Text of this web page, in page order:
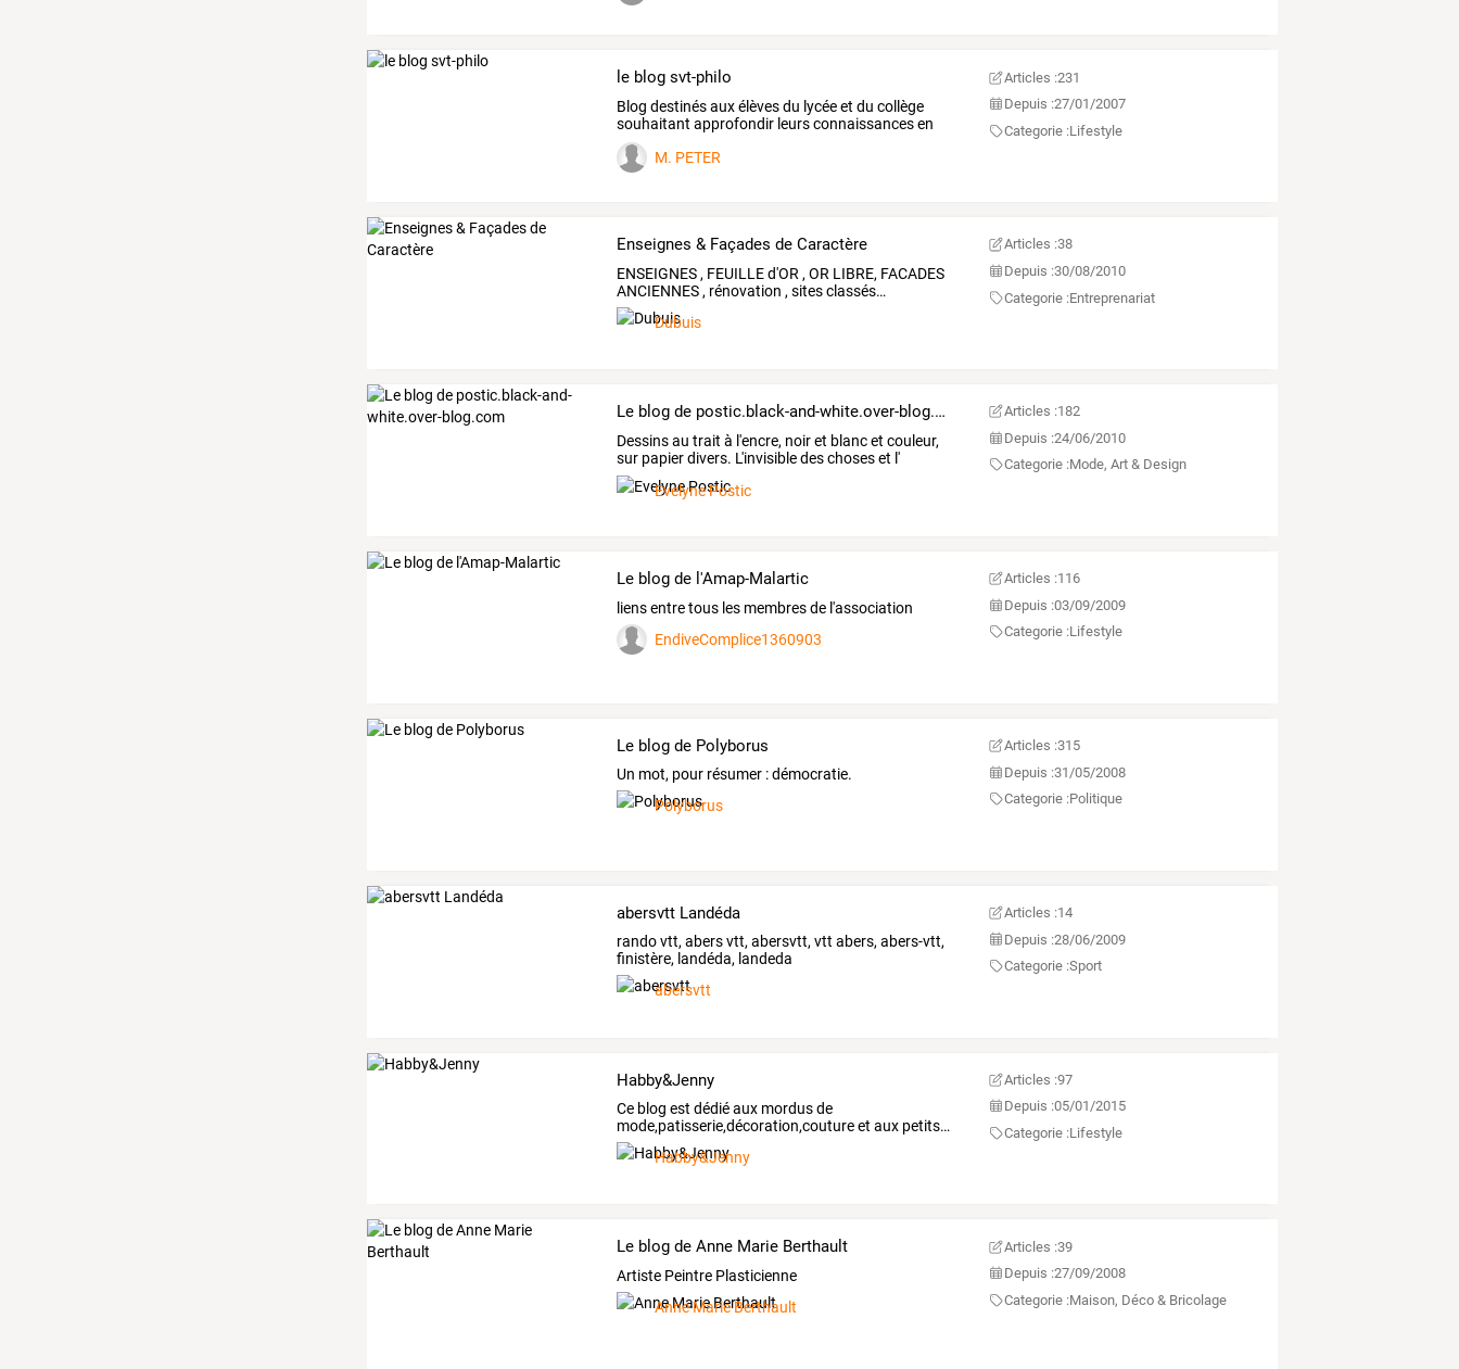
le blog svt-philo
Blog destinés aux élèves du lycée et du collège
souhaitant approfondir leurs connaissances en
svt
M. PETER
Articles :231
Depuis :27/01/2007
Categorie :Lifestyle
Enseignes & Façades de Caractère
ENSEIGNES , FEUILLEd'OR , OR LIBRE, FACADES
ANCIENNES , rénovation , sitesclassés…
Dubuis
Articles :38
Depuis :30/08/2010
Categorie :Entreprenariat
Le blog de postic.black-and-white.over-blog.com
Dessinsau trait à l'encre, noiret blancet couleur,
sur papierdivers. L'invisibledeschoseset l'
intériorité
Evelyne Postic
Articles :182
Depuis :24/06/2010
Categorie :Mode, Art & Design
Le blog de l'Amap-Malartic
liens entre tous les membres de l'association
EndiveComplice1360903
Articles :116
Depuis :03/09/2009
Categorie :Lifestyle
Le blog de Polyborus
Un mot, pour résumer : démocratie.
Polyborus
Articles :315
Depuis :31/05/2008
Categorie :Politique
abersvtt Landéda
rando vtt, abers vtt, abersvtt, vtt abers, abers-vtt,
finistère, landéda, landeda
abersvtt
Articles :14
Depuis :28/06/2009
Categorie :Sport
Habby&Jenny
Ce blog est dédiéaux mordusde
mode,patisserie,décoration,coutureet aux petits…
Habby&Jenny
Articles :97
Depuis :05/01/2015
Categorie :Lifestyle
Le blog de Anne Marie Berthault
Artiste Peintre Plasticienne
Anne Marie Berthault
Articles :39
Depuis :27/09/2008
Categorie :Maison, Déco & Bricolage